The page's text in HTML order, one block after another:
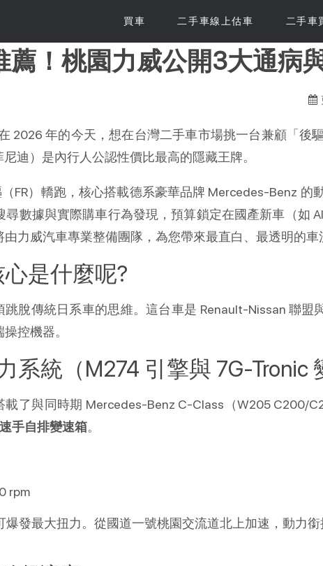
買車 二手車線上估車 二手車
！桃園力威公開3大通病
2026 年的今天，想在台灣二手車市場挑一台兼顧「後
尼迪）是內行人公認性價比最高的隱藏王牌。
FR）轎跑，核心搭載德系豪華品牌 Mercedes-Benz 的
尋數據與實際購車行為發現，預算鎖定在國產新車（如
力威汽車專業整備團隊，為您帶來最直白、最透明的車
心是什麼呢?
跳脫傳統日系車的思維。這台車是 Renault-Nissan 聯盟
控機器。
系統（M274 引擎與 7G-Tronic
載了與同時期 Mercedes-Benz C-Class（W205 C200/
手自排變速箱。
rpm
爆發最大扭力。從國道一號桃園交流道北上加速，動力